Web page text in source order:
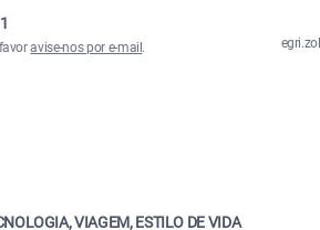
avise-nos por e-mail .
VIAGEM, ESTILO DE VIDA